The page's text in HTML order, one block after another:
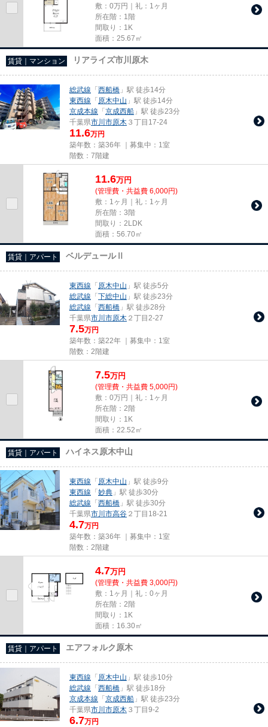
敷：0万円｜礼：1ヶ月
所在階：1階
間取り：1K
面積：25.67㎡
賃貸｜マンション リアライズ市川原木
総武線 「西船橋 」駅 徒歩14分
東西線 「原木中山 」駅 徒歩14分
京成本線 「京成西船 」駅 徒歩23分
千葉県市川市原木 ３丁目17-24
11.6万円
築年数：築36年 ｜募集中： 1室
階数：7階建
11.6万円
(管理費・共益費 6,000円)
敷：1ヶ月｜礼：1ヶ月
所在階：3階
間取り：2LDK
面積：56.70㎡
賃貸｜アパート ベルデュールⅡ
東西線 「原木中山 」駅 徒歩5分
総武線 「下総中山 」駅 徒歩23分
総武線 「西船橋 」駅 徒歩28分
千葉県市川市原木 ２丁目2-27
7.5万円
築年数：築22年 ｜募集中： 1室
階数：2階建
7.5万円
(管理費・共益費 5,000円)
敷：0万円｜礼：1ヶ月
所在階：2階
間取り：1K
面積：22.52㎡
賃貸｜アパート ハイネス原木中山
東西線 「原木中山 」駅 徒歩9分
東西線 「妙典 」駅 徒歩30分
総武線 「西船橋 」駅 徒歩30分
千葉県市川市高谷 ２丁目18-21
4.7万円
築年数：築36年 ｜募集中： 1室
階数：2階建
4.7万円
(管理費・共益費 3,000円)
敷：1ヶ月｜礼：0ヶ月
所在階：2階
間取り：1K
面積：16.30㎡
賃貸｜アパート エアフォルク原木
東西線 「原木中山 」駅 徒歩10分
総武線 「西船橋 」駅 徒歩18分
京成本線 「京成西船 」駅 徒歩23分
千葉県市川市原木 ３丁目9-2
6.7万円